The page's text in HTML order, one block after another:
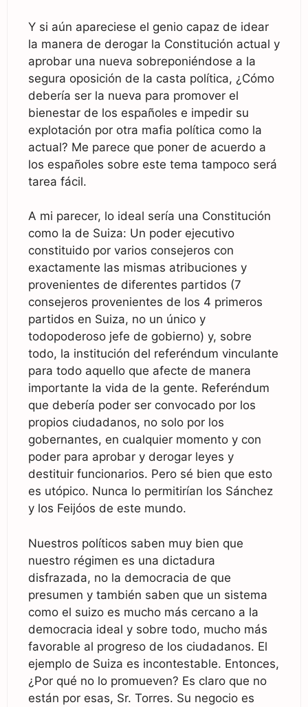
Y si aún apareciese el genio capaz de idear
la manera de derogar la Constitución actual y
aprobar una nueva sobreponiéndose a la
segura oposición de la casta política, ¿Cómo
debería ser la nueva para promover el
bienestar de los españoles e impedir su
explotación por otra mafia política como la
actual? Me parece que poner de acuerdo a
los españoles sobre este tema tampoco será
tarea fácil.
A mi parecer, lo ideal sería una Constitución
como la de Suiza: Un poder ejecutivo
constituido por varios consejeros con
exactamente las mismas atribuciones y
provenientes de diferentes partidos (7
consejeros provenientes de los 4 primeros
partidos en Suiza, no un único y
todopoderoso jefe de gobierno) y, sobre
todo, la institución del referéndum vinculante
para todo aquello que afecte de manera
importante la vida de la gente. Referéndum
que debería poder ser convocado por los
propios ciudadanos, no solo por los
gobernantes, en cualquier momento y con
poder para aprobar y derogar leyes y
destituir funcionarios. Pero sé bien que esto
es utópico. Nunca lo permitirían los Sánchez
y los Feijóos de este mundo.
Nuestros políticos saben muy bien que
nuestro régimen es una dictadura
disfrazada, no la democracia de que
presumen y también saben que un sistema
como el suizo es mucho más cercano a la
democracia ideal y sobre todo, mucho más
favorable al progreso de los ciudadanos. El
ejemplo de Suiza es incontestable. Entonces,
¿Por qué no lo promueven? Es claro que no
están por esas, Sr. Torres. Su negocio es